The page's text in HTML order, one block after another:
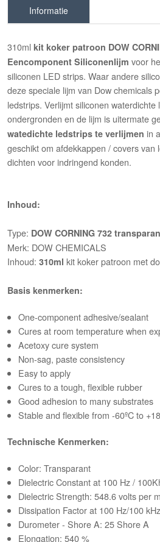
Informatie
310mlkit koker patroon DOW
Eencomponent Siliconenlijm voor
siliconen LED strips. Waar andere
deze speciale lijm van Dow chemicals
ledstrips. Verlijmt siliconen
ondergronden en de lijm is uitermate
watedichte ledstrips te verlijmen in
geschikt om afdekkappen / covers van
dichten voor indringend konden.
Inhoud:
Type: DOW CORNING 732
Merk: DOW CHEMICALS
Inhoud:310ml kit koker patroon met
Basis kenmerken:
One-component adhesive/sealant
Cures at room temperature when
Acetoxy cure system
Non-sag, paste consistency
Easy to apply
Cures to a tough, flexible rubber
Good adhesion to many substrates
Stable and flexible from -60ºC to
Technische Kenmerken:
Color: Transparant
Dielectric Constant at 100 Hz /
Dielectric Strength: 548.6 volts per
Dissipation Factor at 100 Hz/100
Durometer - Shore A: 25 Shore A
Elongation: 540 %